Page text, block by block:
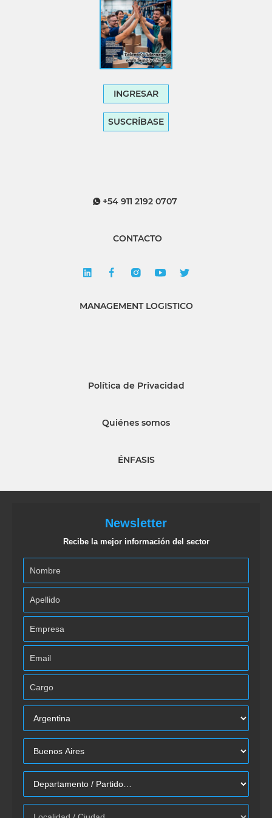
INGRESAR
SUSCRÍBASE
+54 911 2192 0707
CONTACTO
MANAGEMENT LOGISTICO
Política de Privacidad
Quiénes somos
ÉNFASIS
Newsletter
Recibe la mejor información del sector